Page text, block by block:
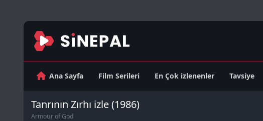
Ana Sayfa Film Serileri En Çok izlenenler Tavsiye
Tanrının Zırhı izle (1986)
Armour of God